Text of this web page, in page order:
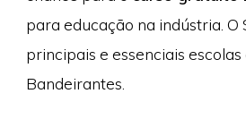
para educação na indústria. O
principais e essenciais
Bandeirantes.